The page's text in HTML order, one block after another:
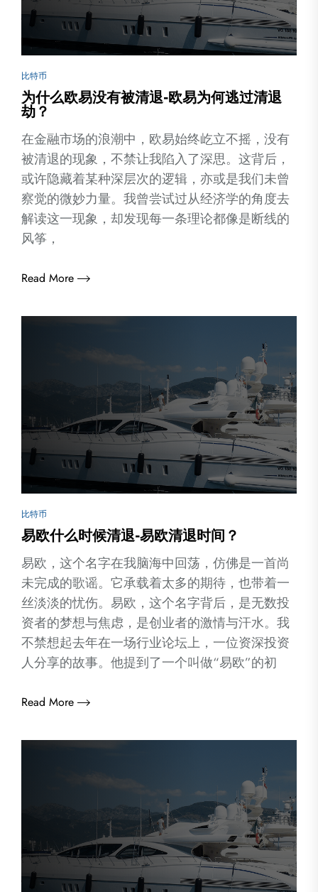
比特币
为什么欧易没有被清退-欧易为何逃过清退
劫？
在金融市场的浪潮中，欧易始终屹立不摇，没有
被清退的现象，不禁让我陷入了深思。这背后，
或许隐藏着某种深层次的逻辑，亦或是我们未曾
察觉的微妙力量。我曾尝试过从经济学的角度去
解读这一现象，却发现每一条理论都像是断线的
风筝，
Read More
比特币
易欧什么时候清退-易欧清退时间？
易欧，这个名字在我脑海中回荡，仿佛是一首尚
未完成的歌谣。它承载着太多的期待，也带着一
丝淡淡的忧伤。易欧，这个名字背后，是无数投
资者的梦想与焦虑，是创业者的激情与汗水。我
不禁想起去年在一场行业论坛上，一位资深投资
人分享的故事。他提到了一个叫做“易欧”的初
Read More